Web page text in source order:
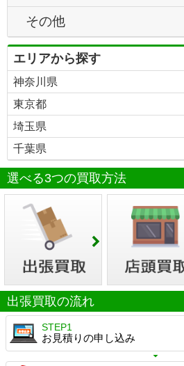
その他
エリアから探す
神奈川県
東京都
埼玉県
千葉県
選べる3つの買取方法
出張買取の流れ
STEP1
お見積りの申し込み